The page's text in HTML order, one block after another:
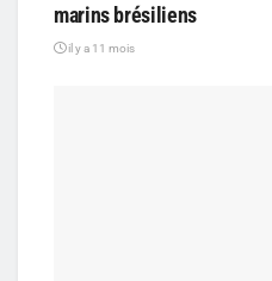
marins brésiliens
il y a 11 mois